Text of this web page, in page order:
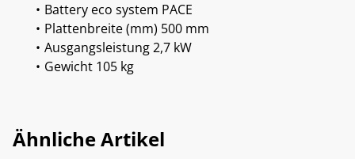
Battery eco system PACE
Plattenbreite (mm) 500 mm
Ausgangsleistung 2,7 kW
Gewicht 105 kg
Ähnliche Artikel